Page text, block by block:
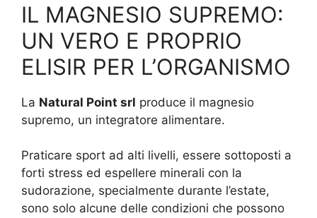
IL MAGNESIO SUPREMO:
UN VERO E PROPRIO
ELISIR PER L’ORGANISMO
La Natural Point srl produce il magnesio
supremo, un integratore alimentare.
Praticare sport ad alti livelli, essere sottoposti a
forti stress ed espellere minerali con la
sudorazione, specialmente durante l’estate,
sono solo alcune delle condizioni che possono